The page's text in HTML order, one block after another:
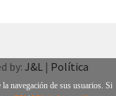
by: J&L | Política
navegación de sus usuarios. Si